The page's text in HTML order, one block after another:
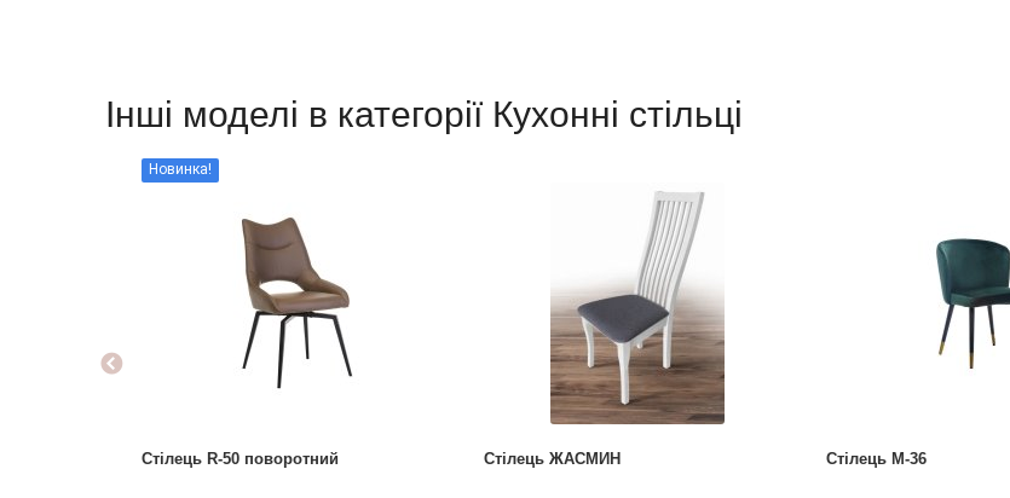
Інші моделі в категорії Кухонні стільці
Новинка!
Стілець R-50 поворотний Стілець ЖАСМИН Стілець M-36